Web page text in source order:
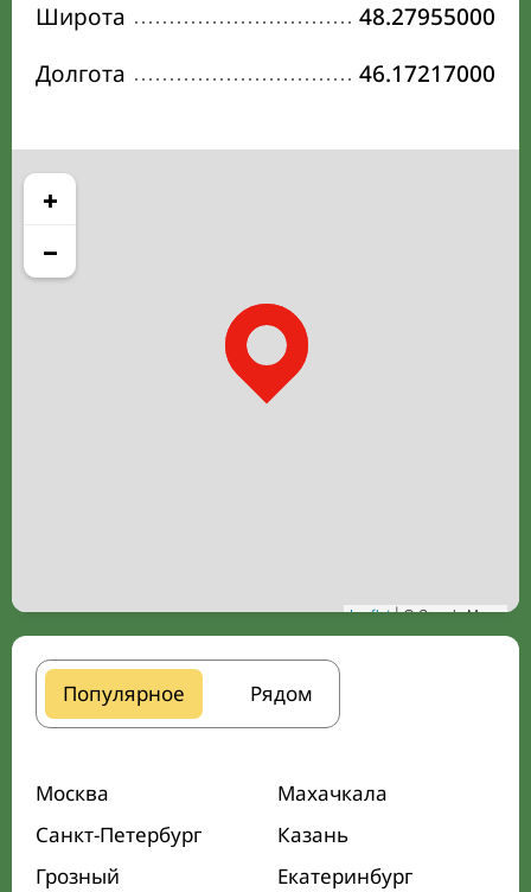
Широта
48.27955000
Долгота
46.17217000
+
−
Leaflet| © Google Maps
Популярное Рядом
Москва
Махачкала
Санкт-Петербург
Казань
Грозный
Екатеринбург